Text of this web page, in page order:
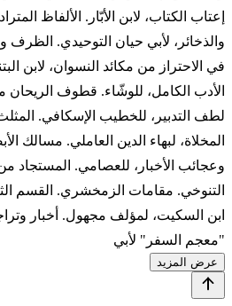
إعتاب الكتاب، لابن الأبّار. الألفاظ
والذخائر، لأبي حيان التوحيدي. الظرف
في الاحتراز من مكائد النسوان، لابن
الأدب الكامل، للوشّاء. قطوف الريحان
لطف التدبير، للخطيب الإسكافي.
المخلاة، لبهاء الدين العاملي. مسالك
وعجائب الأخبار، للعصامي. المستجاد
التنوخي. مقامات الزمخشري. القسم
ابن السكيت، لمؤلف مجهول. أخبار
"معجم السفر" لأبي
عرض المزيد